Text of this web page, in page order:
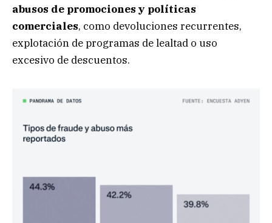
abusos de promociones y políticas
comerciales, como devoluciones recurrentes,
explotación de programas de lealtad o uso
excesivo de descuentos.